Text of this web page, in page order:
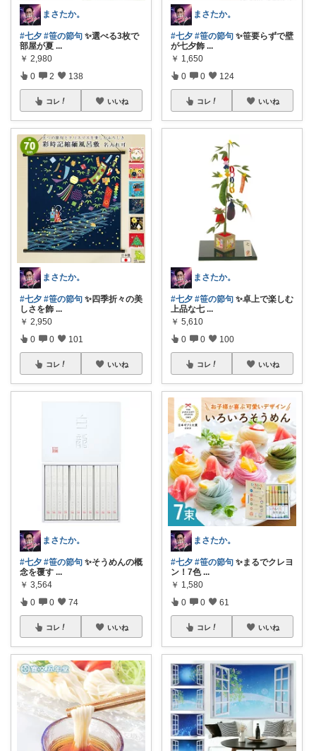
まさたか。
#七夕 #笹の節句 ✨選べる3枚で
部屋が夏 ...
￥ 2,980
0 2 138
コレ いいね
まさたか。
#七夕 #笹の節句 ✨四季折々の美
しさを飾 ...
￥ 2,950
0 0 101
コレ いいね
まさたか。
#七夕 #笹の節句 ✨そうめんの概
念を覆す ...
￥ 3,564
0 0 74
コレ いいね
まさたか。
#七夕 #笹の節句 ✨笹要らずで壁
が七夕飾 ...
￥ 1,650
0 0 124
コレ いいね
まさたか。
#七夕 #笹の節句 ✨卓上で楽しむ
上品な七 ...
￥ 5,610
0 0 100
コレ いいね
まさたか。
#七夕 #笹の節句 ✨まるでクレヨ
ン！7色 ...
￥ 1,580
0 0 61
コレ いいね